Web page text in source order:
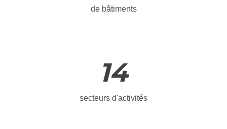
de bâtiments
14
secteurs d'activités